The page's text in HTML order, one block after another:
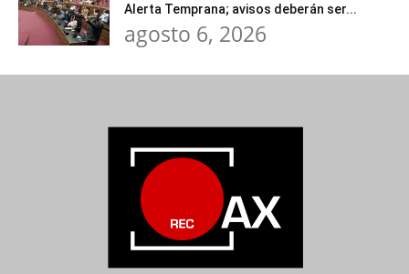
Alerta Temprana; avisos deberán ser...
agosto 6, 2026